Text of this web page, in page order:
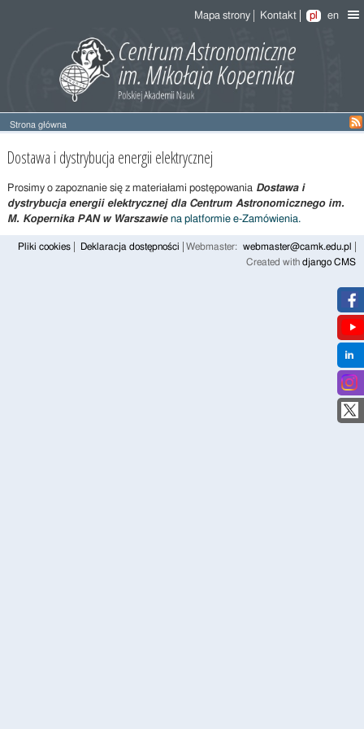
Mapa strony Kontakt pl en
Strona główna
Dostawa
i
dystrybucja
energii
elektrycznej
Dostawa i dystrybucja energii elektrycznej
Prosimy o zapoznanie się z materiałami postępowania Dostawa i
dystrybucja energii elektrycznej dla Centrum Astronomicznego im.
M. Kopernika PAN w Warszawie na platformie e-Zamówienia.
Pliki cookies Deklaracja dostępności Webmaster:
webmaster@camk.edu.pl
Created with django CMS